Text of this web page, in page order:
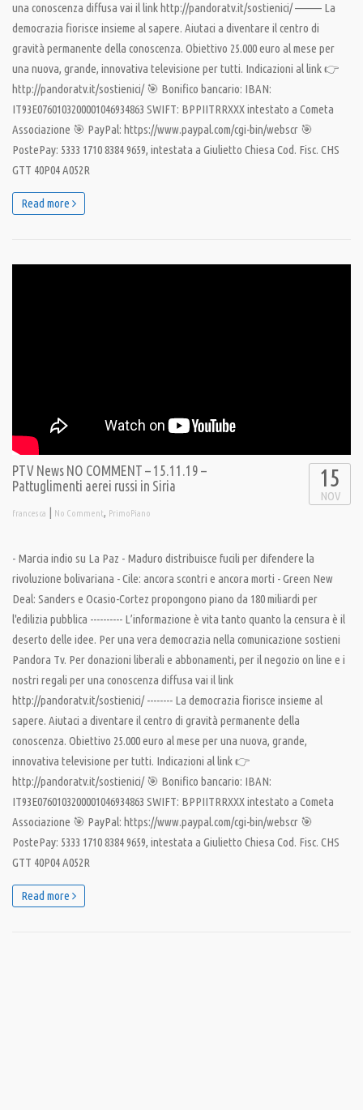
una conoscenza diffusa vai il link http://pandoratv.it/sostienici/ ——— La
democrazia fiorisce insieme al sapere. Aiutaci a diventare il centro di
gravità permanente della conoscenza. Obiettivo 25.000 euro al mese per
una nuova, grande, innovativa televisione per tutti. Indicazioni al link 👉
http://pandoratv.it/sostienici/ 🎯 Bonifico bancario: IBAN:
IT93E0760103200001046934863 SWIFT: BPPIITRRXXX intestato a Cometa
Associazione 🎯 PayPal: https://www.paypal.com/cgi-bin/webscr 🎯
PostePay: 5333 1710 8384 9659, intestata a Giulietto Chiesa Cod. Fisc. CHS
GTT 40P04 A052R
Read more
PTV News NO COMMENT – 15.11.19 –
Pattuglimenti aerei russi in Siria
francesca | No Comment, PrimoPiano
15
NOV
- Marcia indio su La Paz - Maduro distribuisce fucili per difendere la
rivoluzione bolivariana - Cile: ancora scontri e ancora morti - Green New
Deal: Sanders e Ocasio-Cortez propongono piano da 180 miliardi per
l'edilizia pubblica ---------- L’informazione è vita tanto quanto la censura è il
deserto delle idee. Per una vera democrazia nella comunicazione sostieni
Pandora Tv. Per donazioni liberali e abbonamenti, per il negozio on line e i
nostri regali per una conoscenza diffusa vai il link
http://pandoratv.it/sostienici/ -------- La democrazia fiorisce insieme al
sapere. Aiutaci a diventare il centro di gravità permanente della
conoscenza. Obiettivo 25.000 euro al mese per una nuova, grande,
innovativa televisione per tutti. Indicazioni al link 👉
http://pandoratv.it/sostienici/ 🎯 Bonifico bancario: IBAN:
IT93E0760103200001046934863 SWIFT: BPPIITRRXXX intestato a Cometa
Associazione 🎯 PayPal: https://www.paypal.com/cgi-bin/webscr 🎯
PostePay: 5333 1710 8384 9659, intestata a Giulietto Chiesa Cod. Fisc. CHS
GTT 40P04 A052R
Read more